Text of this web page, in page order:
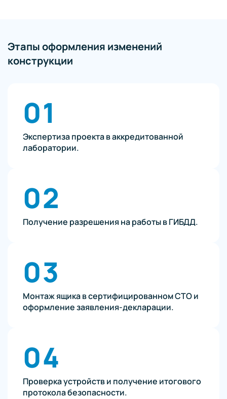
Этапы оформления изменений
конструкции
01
Экспертиза проекта в аккредитованной
лаборатории.
02
Получение разрешения на работы в ГИБДД.
03
Монтаж ящика в сертифицированном СТО и
оформление заявления-декларации.
04
Проверка устройств и получение итогового
протокола безопасности.